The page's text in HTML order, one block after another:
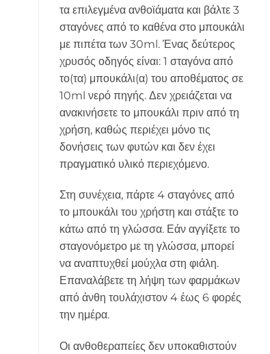
τα επιλεγμένα ανθοϊάματα και βάλτε 3
σταγόνες από το καθένα στο μπουκάλι
με πιπέτα των 30ml. Ένας δεύτερος
χρυσός οδηγός είναι: 1 σταγόνα από
το(τα) μπουκάλι(α) του αποθέματος σε
10ml νερό πηγής. Δεν χρειάζεται να
ανακινήσετε το μπουκάλι πριν από τη
χρήση, καθώς περιέχει μόνο τις
δονήσεις των φυτών και δεν έχει
πραγματικό υλικό περιεχόμενο.
Στη συνέχεια, πάρτε 4 σταγόνες από
το μπουκάλι του χρήστη και στάξτε το
κάτω από τη γλώσσα. Εάν αγγίξετε το
σταγονόμετρο με τη γλώσσα, μπορεί
να αναπτυχθεί μούχλα στη φιάλη.
Επαναλάβετε τη λήψη των φαρμάκων
από άνθη τουλάχιστον 4 έως 6 φορές
την ημέρα.
Οι ανθοθεραπείες δεν υποκαθιστούν